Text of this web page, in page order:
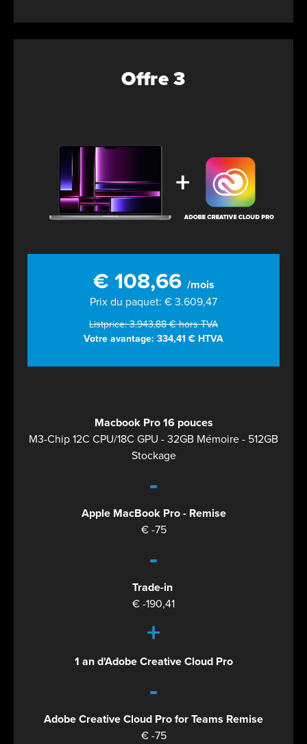
Offre 3
€ 108,66 /mois
Prix du paquet: € 3.609,47
Listprice: 3.943,88 € hors TVA
Votre avantage: 334,41 € HTVA
Macbook Pro 16 pouces
M3-Chip 12C CPU/18C GPU - 32GB Mémoire - 512GB
Stockage
-
Apple MacBook Pro - Remise
€ -75
-
Trade-in
€ -190,41
+
1 an d'Adobe Creative Cloud Pro
-
Adobe Creative Cloud Pro for Teams Remise
€ -75